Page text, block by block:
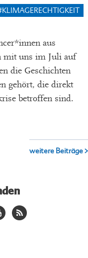
aus
mit uns im Juli auf
die Geschichten
gehört, die direkt
betroffen sind.
weitere Beiträge >